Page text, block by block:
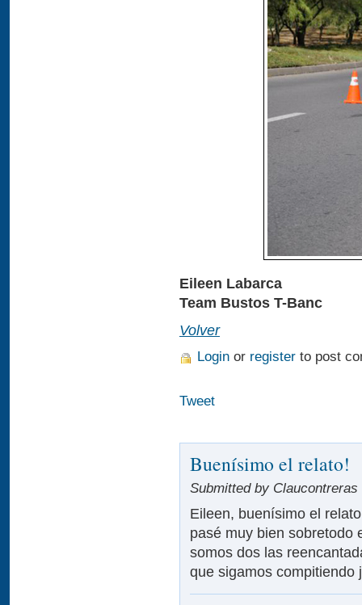
Eileen Labarca
Team Bustos T-Banc
Volver
Login or register to post
Tweet
Buenísimo el relato!
Submitted by
Eileen, buenísimo el
pasé muy bien sobretodo
somos dos las
que sigamos compitiendo